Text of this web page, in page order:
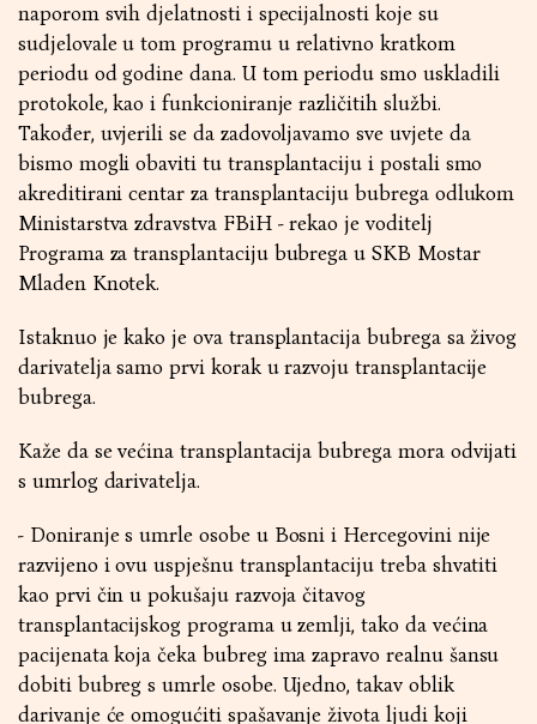
naporom svih djelatnosti i specijalnosti koje su
sudjelovale u tom programu u relativno kratkom
periodu od godine dana. U tom periodu smo uskladili
protokole, kao i funkcioniranje različitih službi.
Također, uvjerili se da zadovoljavamo sve uvjete da
bismo mogli obaviti tu transplantaciju i postali smo
akreditirani centar za transplantaciju bubrega odlukom
Ministarstva zdravstva FBiH - rekao je voditelj
Programa za transplantaciju bubrega u SKB Mostar
Mladen Knotek.
Istaknuo je kako je ova transplantacija bubrega sa živog
darivatelja samo prvi korak u razvoju transplantacije
bubrega.
Kaže da se većina transplantacija bubrega mora odvijati
s umrlog darivatelja.
- Doniranje s umrle osobe u Bosni i Hercegovini nije
razvijeno i ovu uspješnu transplantaciju treba shvatiti
kao prvi čin u pokušaju razvoja čitavog
transplantacijskog programa u zemlji, tako da većina
pacijenata koja čeka bubreg ima zapravo realnu šansu
dobiti bubreg s umrle osobe. Ujedno, takav oblik
darivanje će omogućiti spašavanje života ljudi koji